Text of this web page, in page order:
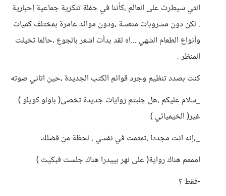
التي سيطرت على العالم ،كأننا في حفلة تنكرية جماعية إحبارية
. لكن دون مشروبات منعشة ،ودون موائد عامرة بمختلف كميات
وأنواع الطعام الشهي ...اه لقد بدأت اشعر بالجوع ،حالما تخيلت
المنظر .
كنت بصدد تنظيم وجرد قوائم الكتب الجديدة ،حين اتاني صوته
_سلام عليكم ،هل جلبتم روايات جديدة تخصى( باولو كويلو )
غير( الخيميائي )
_,إنه انت مجددا ،تمتمت في نفسي ، لحظة من فضلك
امممم هناك رواية( على نهر بييدرا هناك جلست فبكيت )
-فقط ؟